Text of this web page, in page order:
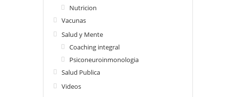
Nutricion
Vacunas
Salud y Mente
Coaching integral
Psiconeuroinmonologia
Salud Publica
Videos